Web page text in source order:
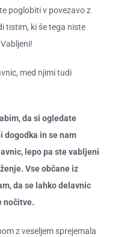
poglobiti v povezavo z
tistim, ki še tega niste
med njimi tudi
da si ogledate
dogodka in se nam
lepo pa ste vabljeni
Vse občane iz
da se lahko delavnic
nočitve.
z veseljem sprejemala